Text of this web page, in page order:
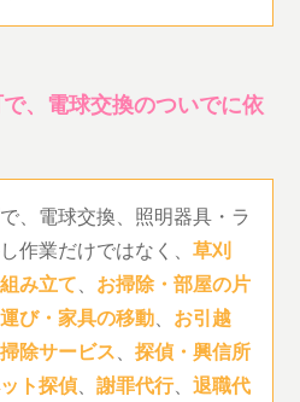
、電球交換のついでに依
、電球交換、照明器具・ラ
作業だけではなく、草刈
み立て、 お掃除・部屋の片
び・家具の移動、 お引越
除サービス、探偵・興信所
ト探偵、謝罪代行、退職代